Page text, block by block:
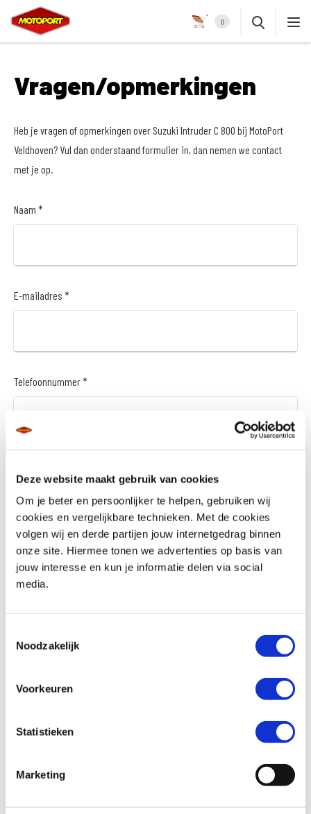
Deze website maakt gebruik van cookies
Om je beter en persoonlijker te helpen, gebruiken wij
cookies en vergelijkbare technieken. Met de cookies
volgen wij en derde partijen jouw internetgedrag binnen
onze site. Hiermee tonen we advertenties op basis van
jouw interesse en kun je informatie delen via social
media.
Noodzakelijk
Voorkeuren
Statistieken
Marketing
0
Vragen/opmerkingen
Heb je vragen of opmerkingen over Suzuki Intruder C 800 bij MotoPort
Veldhoven? Vul dan onderstaand formulier in, dan nemen we contact
met je op.
Naam *
E-mailadres *
Telefoonnummer *
Wil je een financieringsaanbod *